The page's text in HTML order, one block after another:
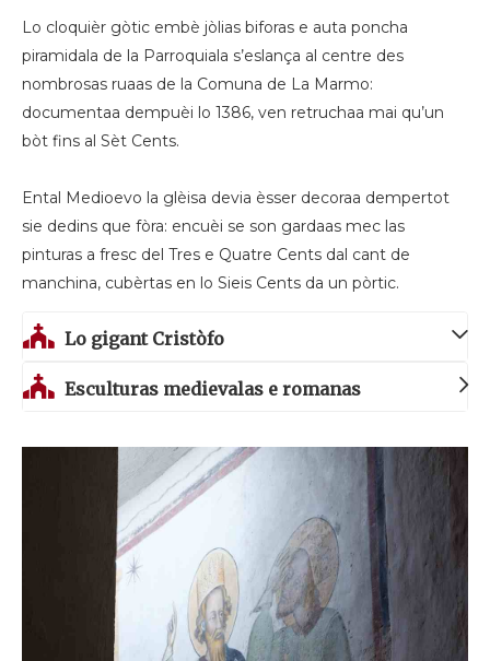
Lo cloquièr gòtic embè jòlias biforas e auta poncha
piramidala de la Parroquiala s’eslança al centre des
nombrosas ruaas de la Comuna de La Marmo:
documentaa dempuèi lo 1386, ven retruchaa mai qu’un
bòt fins al Sèt Cents.
Ental Medioevo la glèisa devia èsser decoraa dempertot
sie dedins que fòra: encuèi se son gardaas mec las
pinturas a fresc del Tres e Quatre Cents dal cant de
manchina, cubèrtas en lo Sieis Cents da un pòrtic.
Lo gigant Cristòfo
Esculturas medievalas e romanas